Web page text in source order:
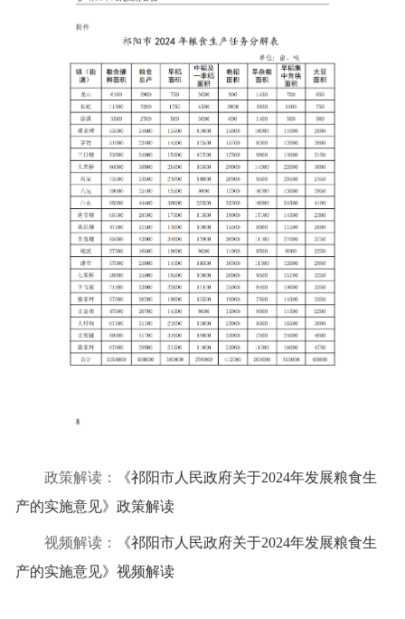
政策解读：
《祁阳市人民政府关于2024年发展粮食生
产的实施意见》政策解读
视频解读：
《祁阳市人民政府关于2024年发展粮食生
产的实施意见》视频解读